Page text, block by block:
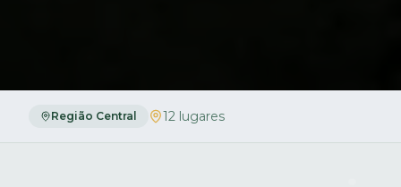
Região Central 12 lugares